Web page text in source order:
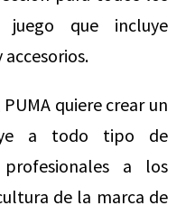
que incluye
quiere crear un
a todo tipo de
a los
de la marca de